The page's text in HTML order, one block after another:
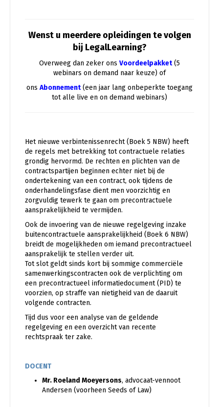
Wenst u meerdere opleidingen te volgen
bij LegalLearning?
Overweeg dan zeker ons Voordeelpakket(5
webinars on demand naar keuze) of
ons Abonnement(een jaar lang onbeperkte toegang
tot alle live en on demand webinars)
Het nieuwe verbintenissenrecht (Boek 5 NBW) heeft
de regels met betrekking tot contractuele relaties
grondig hervormd. De rechten en plichten van de
contractspartijen beginnen echter niet bij de
ondertekening van een contract, ook tijdens de
onderhandelingsfase dient men voorzichtig en
zorgvuldig tewerk te gaan om precontractuele
aansprakelijkheid te vermijden.
Ook de invoering van de nieuwe regelgeving inzake
buitencontractuele aansprakelijkheid (Boek 6 NBW)
breidt de mogelijkheden om iemand precontractueel
aansprakelijk te stellen verder uit.
Tot slot geldt sinds kort bij sommige commerciële
samenwerkingscontracten ook de verplichting om
een precontractueel informatiedocument (PID) te
voorzien, op straffe van nietigheid van de daaruit
volgende contracten.
Tijd dus voor een analyse van de geldende
regelgeving en een overzicht van recente
rechtspraak ter zake.
DOCENT
Mr. Roeland Moeyersons, advocaat-vennoot
Andersen (voorheen Seeds of Law)